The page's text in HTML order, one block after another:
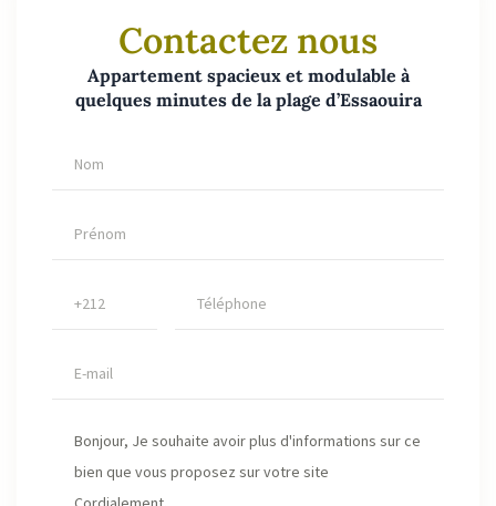
Contactez nous
Appartement spacieux et modulable à
quelques minutes de la plage d’Essaouira